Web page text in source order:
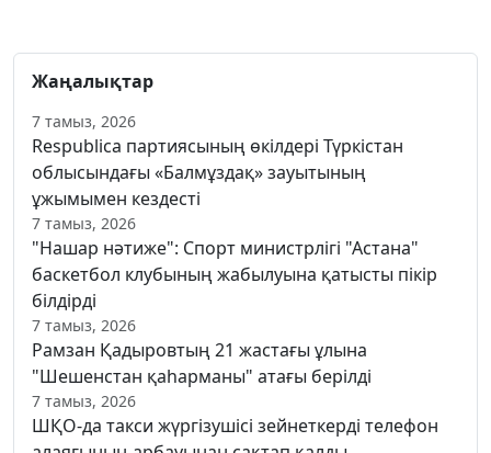
Жаңалықтар
7 тамыз, 2026
Respublica партиясының өкілдері Түркістан
облысындағы «Балмұздақ» зауытының
ұжымымен кездесті
7 тамыз, 2026
"Нашар нәтиже": Спорт министрлігі "Астана"
баскетбол клубының жабылуына қатысты пікір
білдірді
7 тамыз, 2026
Рамзан Қадыровтың 21 жастағы ұлына
"Шешенстан қаһарманы" атағы берілді
7 тамыз, 2026
ШҚО-да такси жүргізушісі зейнеткерді телефон